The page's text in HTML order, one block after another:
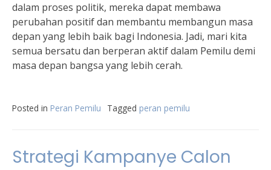
dalam proses politik, mereka dapat membawa
perubahan positif dan membantu membangun masa
depan yang lebih baik bagi Indonesia. Jadi, mari kita
semua bersatu dan berperan aktif dalam Pemilu demi
masa depan bangsa yang lebih cerah.
Posted in Peran Pemilu Tagged peran pemilu
Strategi Kampanye Calon